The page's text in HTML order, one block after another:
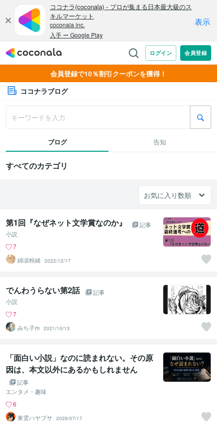
会員登録で10％割引クーポンを獲得！
ココナラブログ
ブログ 告知
すべてのカテゴリ
第1回『なぜネット文学賞なのか』
記事
小説
7
綿涙粉緒 2022/12/17
でんわうらない第2話
記事
小説
7
みち子m
2021/10/13
「面白い小説」なのに読まれない。その原
因は、本文以外にあるかもしれません
記事
エンタメ・趣味
6
東雲ハヤブサ 2026/07/17